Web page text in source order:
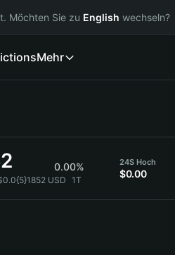
Möchten Sie zu English wechseln?
Mehr
0.00%
USD 1T
24S Hoch
$0.00